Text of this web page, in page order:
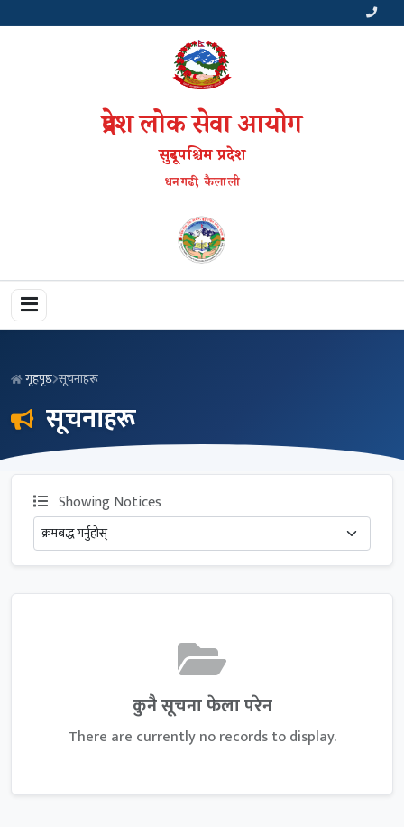
प्रदेश लोक सेवा आयोग
सुदूरपश्चिम प्रदेश
धनगढी, कैलाली
गृहपृष्ठ सूचनाहरू
सूचनाहरू
Showing Notices
कुनै सूचना फेला परेन
There are currently no records to display.